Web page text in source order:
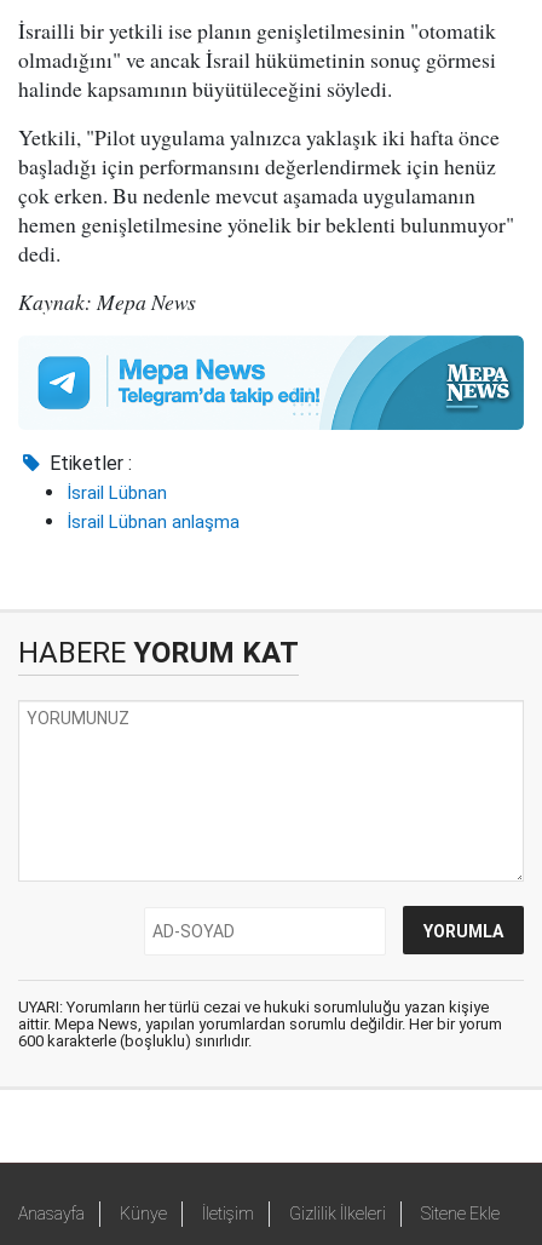
İsrailli bir yetkili ise planın genişletilmesinin "otomatik
olmadığını" ve ancak İsrail hükümetinin sonuç görmesi
halinde kapsamının büyütüleceğini söyledi.
Yetkili, "Pilot uygulama yalnızca yaklaşık iki hafta önce
başladığı için performansını değerlendirmek için henüz
çok erken. Bu nedenle mevcut aşamada uygulamanın
hemen genişletilmesine yönelik bir beklenti bulunmuyor"
dedi.
Kaynak: Mepa News
Etiketler :
İsrail Lübnan
İsrail Lübnan anlaşma
HABERE YORUM KAT
UYARI: Yorumların her türlü cezai ve hukuki sorumluluğu yazan kişiye
aittir. Mepa News, yapılan yorumlardan sorumlu değildir. Her bir yorum
600 karakterle (boşluklu) sınırlıdır.
Anasayfa Künye İletişim Gizlilik İlkeleri Sitene Ekle